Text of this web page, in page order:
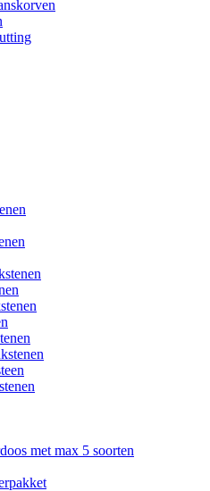
met max 5 soorten